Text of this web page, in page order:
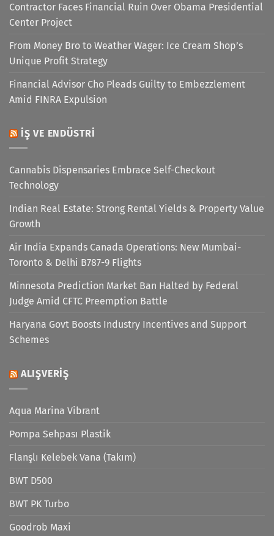
Contractor Faces Financial Ruin Over Obama Presidential
Center Project
From Money Bro to Weather Wager: Ice Cream Shop’s
Unique Profit Strategy
Financial Advisor Cho Pleads Guilty to Embezzlement
Amid FINRA Expulsion
İŞ VE ENDÜSTRI
Cannabis Dispensaries Embrace Self-Checkout
Technology
Indian Real Estate: Strong Rental Yields & Property Value
Growth
Air India Expands Canada Operations: New Mumbai-
Toronto & Delhi B787-9 Flights
Minnesota Prediction Market Ban Halted by Federal
Judge Amid CFTC Preemption Battle
Haryana Govt Boosts Industry Incentives and Support
Schemes
ALIŞVERIŞ
Aqua Marina Vibrant
Pompa Sehpası Plastik
Flanşlı Kelebek Vana (Takım)
BWT D500
BWT PK Turbo
Goodrob Maxi